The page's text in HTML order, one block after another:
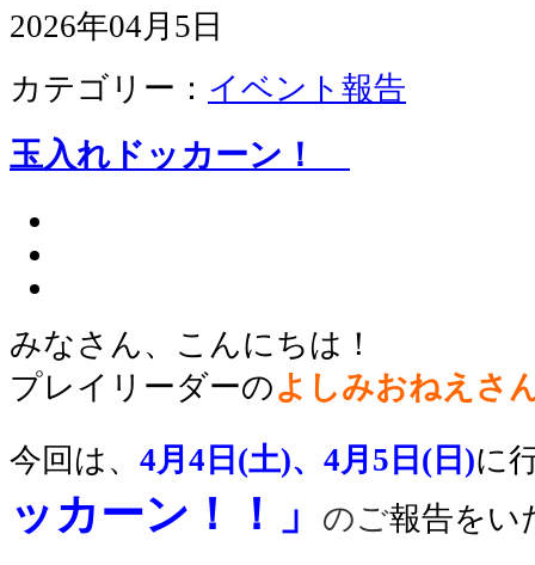
2026年04月5日
カテゴリー： イベント報告
玉入れドッカーン！
みなさん、こんにちは！
プレイリーダーのよしみおねえさ
今回は 、 4月4日(土)、4月5日(日)に
ッカーン！！」 のご報告をい